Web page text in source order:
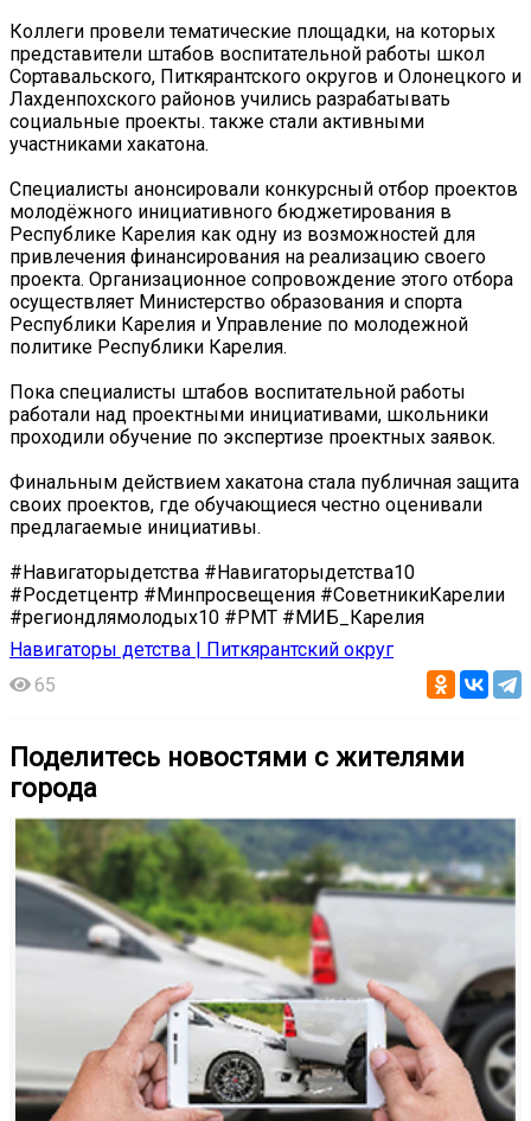
Коллеги провели тематические площадки, на которых
представители штабов воспитательной работы школ
Сортавальского, Питкярантского округов и Олонецкого и
Лахденпохского районов учились разрабатывать
социальные проекты. также стали активными
участниками хакатона.
Специалисты анонсировали конкурсный отбор проектов
молодёжного инициативного бюджетирования в
Республике Карелия как одну из возможностей для
привлечения финансирования на реализацию своего
проекта. Организационное сопровождение этого отбора
осуществляет Министерство образования и спорта
Республики Карелия и Управление по молодежной
политике Республики Карелия.
Пока специалисты штабов воспитательной работы
работали над проектными инициативами, школьники
проходили обучение по экспертизе проектных заявок.
Финальным действием хакатона стала публичная защита
своих проектов, где обучающиеся честно оценивали
предлагаемые инициативы.
#Навигаторыдетства #Навигаторыдетства10
#Росдетцентр #Минпросвещения #СоветникиКарелии
#региондлямолодых10 #РМТ #МИБ_Карелия
Навигаторы детства | Питкярантский округ
65
Поделитесь новостями с жителями
города